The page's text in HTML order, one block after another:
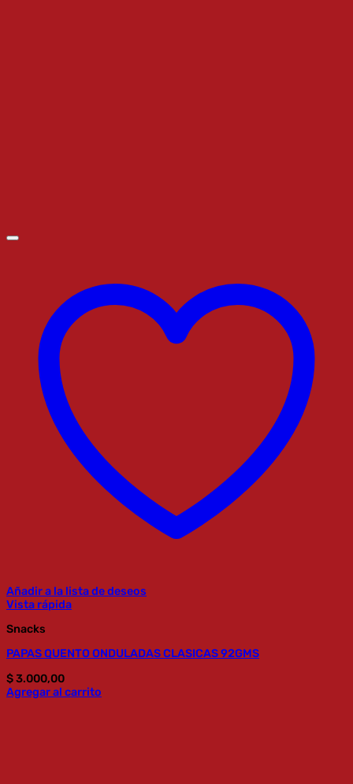
Añadir a la lista de deseos
Vista rápida
Snacks
PAPAS QUENTO ONDULADAS CLASICAS 92GMS
$3.000,00
Agregar al carrito